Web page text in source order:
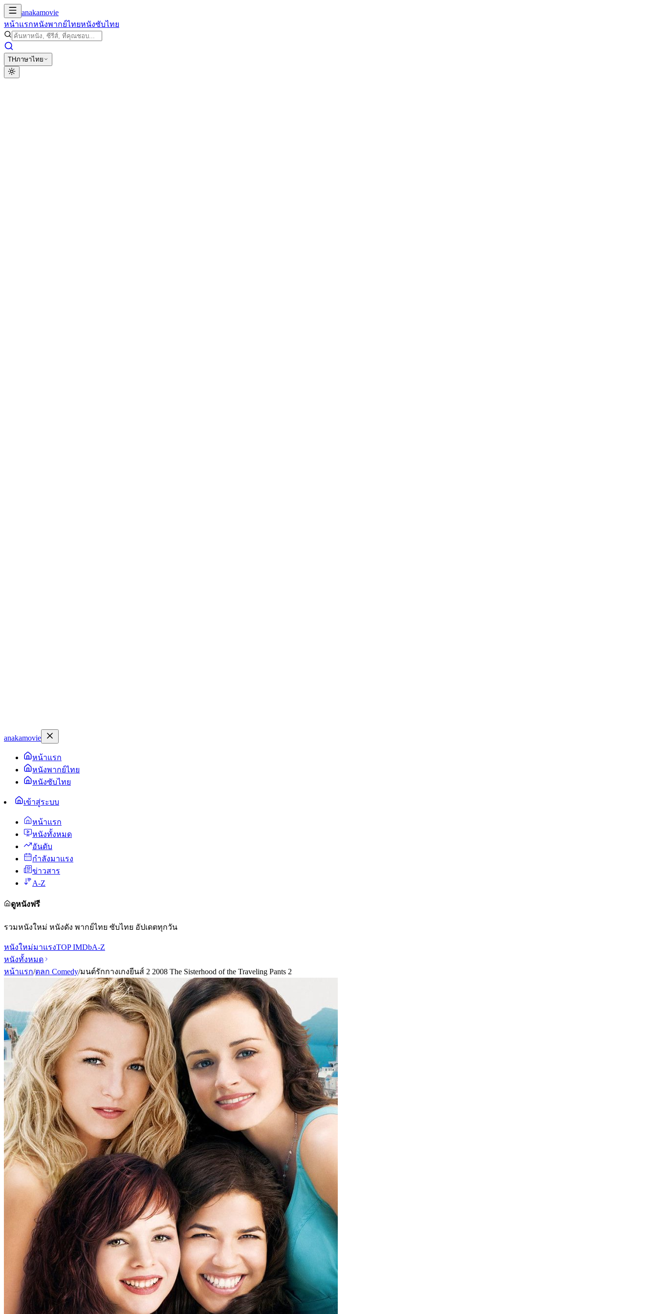
anakamovie
หน้าแรกหนังพากย์ไทยหนังซับไทย
THภาษาไทย
anakamovie
หน้าแรก
หนังพากย์ไทย
หนังซับไทย
เข้าสู่ระบบ
หน้าแรก
หนังทั้งหมด
อันดับ
กำลังมาแรง
ข่าวสาร
A-Z
ดูหนังฟรี
รวมหนังใหม่ หนังดัง พากย์ไทย ซับไทย อัปเดตทุกวัน
หนังใหม่มาแรงTOP IMDbA-Z
หนังทั้งหมด
หน้าแรก/ตลก Comedy/มนต์รักกางเกงยีนส์ 2 2008 The Sisterhood of the Traveling Pants 2